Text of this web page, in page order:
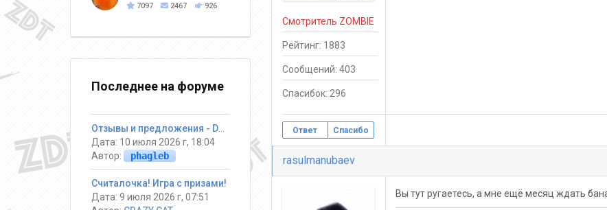
Смотритель ZOMBIE
Рейтинг: 1883
Сообщений: 403
Спасибок: 296
Ответ Спасибо
rasulmanubaev
Вы тут ругаетесь, а мне ещё месяц ждать
7097 2467 926
Последнее на форуме
Дата: 10 июля 2026 г, 18:04
Автор:
phagleb
Считалочка! Игра с призами!
Дата: 9 июля 2026 г, 07:51